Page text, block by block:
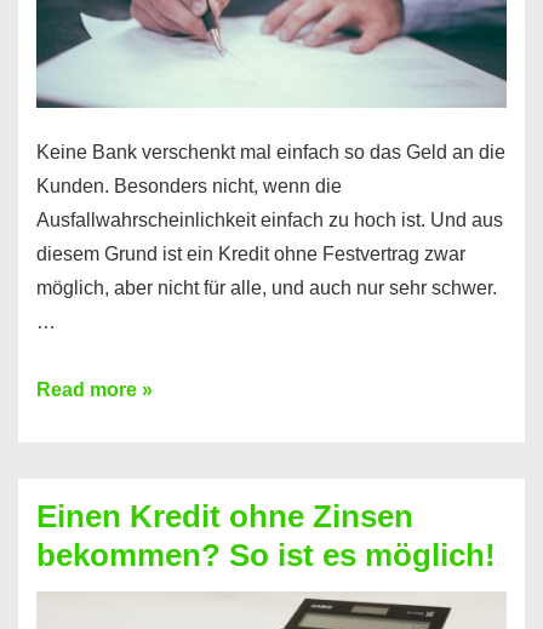
möglich!
Keine Bank verschenkt mal einfach so das Geld an die
Kunden. Besonders nicht, wenn die
Ausfallwahrscheinlichkeit einfach zu hoch ist. Und aus
diesem Grund ist ein Kredit ohne Festvertrag zwar
möglich, aber nicht für alle, und auch nur sehr schwer.
…
Ist
Festvertrag
für
jeden
Read more »
Einen Kredit ohne Zinsen
bekommen? So ist es möglich!